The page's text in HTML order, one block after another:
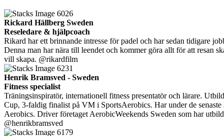
Rickard Hällberg Sweden
Reseledare & hjälpcoach
Rikard har ett brinnande intresse för padel och har sedan tidigare
Denna man har nära till leendet och kommer göra allt för att resan
vill skapa. @rikardfilm
Henrik Bramsved - Sweden
Fitness specialist
Träningsinspiratör, internationell fitness presentatör och lärare.
Cup, 3-faldig finalist på VM i SportsAerobics. Har under de
Aerobics. Driver företaget AerobicWeekends Sweden som har
@henrikbramsved